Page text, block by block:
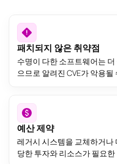
패치되지 않은 취약점
수명이 다한 소프트웨어는
으므로 알려진 CVE가 악용될
예산 제약
레거시 시스템을 교체하거
당한 투자와 리소스가 필요